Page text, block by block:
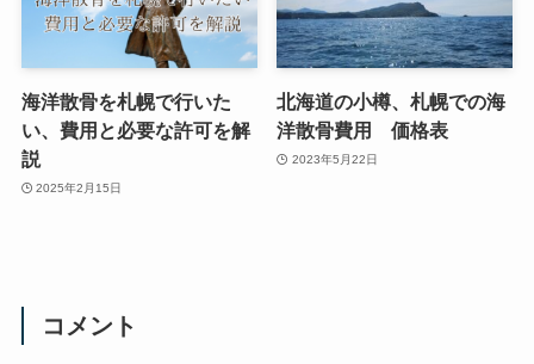
海洋散骨を札幌で行いた
い、費用と必要な許可を解
説
2025年2月15日
北海道の小樽、札幌での海
洋散骨費用 価格表
2023年5月22日
コメント